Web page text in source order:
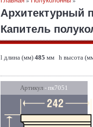
Архитектурный
Капитель
l длина (мм) 485 мм h высота
Артикул - пк7051